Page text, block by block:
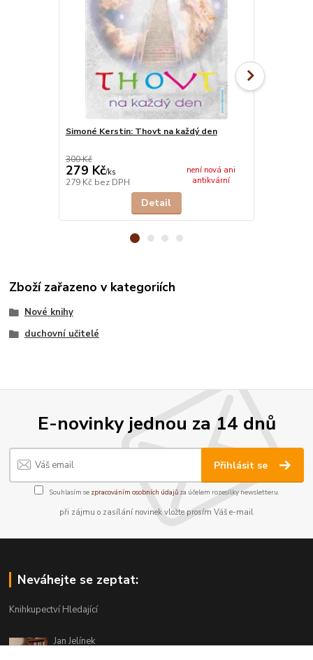
Simoné Kerstin: Thovt na každý den
300 Kč
279 Kč/ks
279 Kč bez DPH
není nová ani
antikvární
Detail
Zboží zařazeno v kategoriích
Nové knihy
duchovní učitelé
E-novinky jednou za 14 dnů
Přihlásit se
Souhlasím se zpracováním osobních údajůza účelem rozesílky newsletteru.
při zájmu o zasílání novinek vložte prosím Váš e-mail
Neváhejte se zeptat:
Knihkupectví Hledající
Jan Jelínek